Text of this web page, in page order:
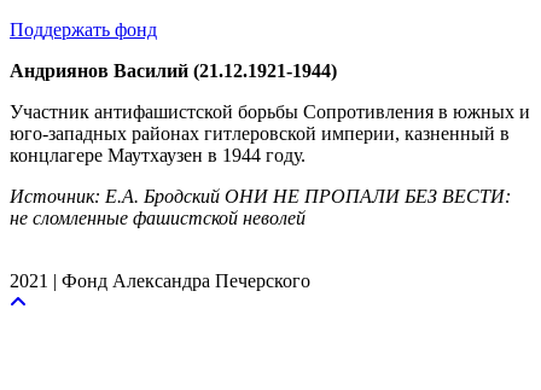
Поддержать фонд
Андриянов Василий (21.12.1921-1944)
Участник антифашистской борьбы Сопротивления в южных и
юго-западных районах гитлеровской империи, казненный в
концлагере Маутхаузен в 1944 году.
Источник: Е.А. Бродский ОНИ НЕ ПРОПАЛИ БЕЗ ВЕСТИ:
не сломленные фашистской неволей
2021 | Фонд Александра Печерского